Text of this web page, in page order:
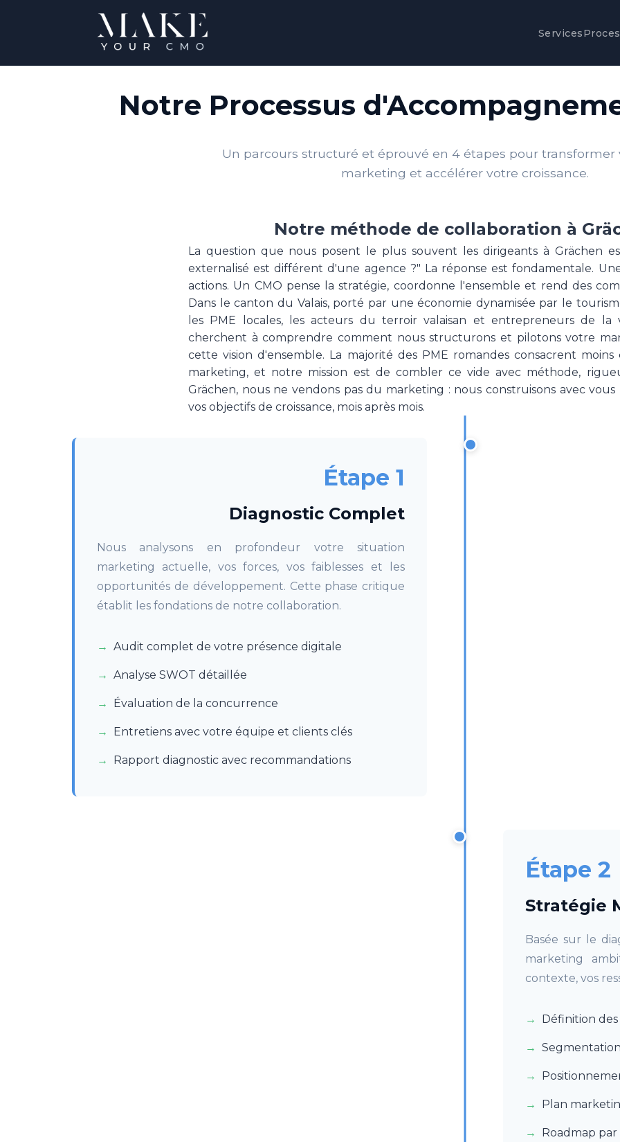
Services
Notre Processus
Un parcours structuré et éprouvé en 4 étapes pour transformer
marketing et accélérer votre croissance.
Notre méthode de collaboration à
La question que nous posent le plus souvent les dirigeants à Grächen
externalisé est différent d'une agence ?" La réponse est fondamentale.
actions. Un CMO pense la stratégie, coordonne l'ensemble et rend des
Dans le canton du Valais, porté par une économie dynamisée par le
les PME locales, les acteurs du terroir valaisan et entrepreneurs de
cherchent à comprendre comment nous structurons et pilotons votre
cette vision d'ensemble. La majorité des PME romandes consacrent
marketing, et notre mission est de combler ce vide avec méthode,
Grächen, nous ne vendons pas du marketing : nous construisons avec
vos objectifs de croissance, mois après mois.
Étape 1
Diagnostic Complet
Nous analysons en profondeur votre situation
marketing actuelle, vos forces, vos faiblesses et les
opportunités de développement. Cette phase critique
établit les fondations de notre collaboration.
Audit complet de votre présence digitale
Analyse SWOT détaillée
Évaluation de la concurrence
Entretiens avec votre équipe et clients clés
Rapport diagnostic avec recommandations
Étape 2
Stratégie
Basée sur le
marketing
contexte, vos
Définition des
Plan
Roadmap